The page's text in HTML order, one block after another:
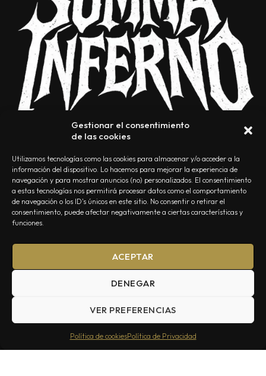
Gestionar el consentimiento
de las cookies
Utilizamos tecnologías como las cookies para almacenar y/o acceder a la
información del dispositivo. Lo hacemos para mejorar la experiencia de
navegación y para mostrar anuncios (no) personalizados. El consentimiento
a estas tecnologías nos permitirá procesar datos como el comportamiento
de navegación o los ID's únicos en este sitio. No consentir o retirar el
consentimiento, puede afectar negativamente a ciertas características y
funciones.
ACEPTAR
DENEGAR
VER PREFERENCIAS
Política de cookiesPolítica de Privacidad
NOSOTROS CONTACTO EDITORIAL POLÍTICA DE PRIVACIDAD
Summa Inferno — Todos los Derechos Reservados © 2026